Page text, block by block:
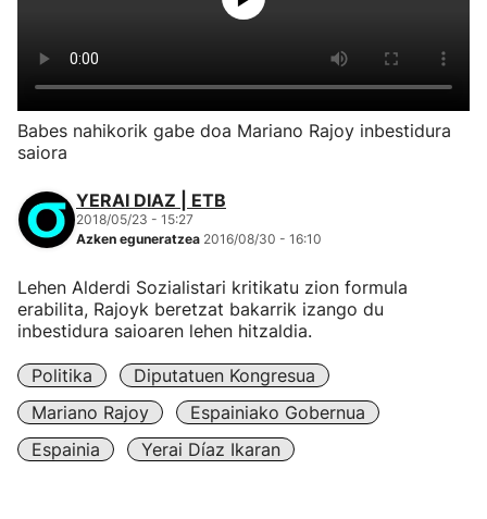
Babes nahikorik gabe doa Mariano Rajoy inbestidura
saiora
YERAI DIAZ | ETB
2018/05/23 - 15:27
Azken eguneratzea 2016/08/30 - 16:10
Lehen Alderdi Sozialistari kritikatu zion formula
erabilita, Rajoyk beretzat bakarrik izango du
inbestidura saioaren lehen hitzaldia.
Politika
Diputatuen Kongresua
Mariano Rajoy
Espainiako Gobernua
Espainia
Yerai Díaz Ikaran